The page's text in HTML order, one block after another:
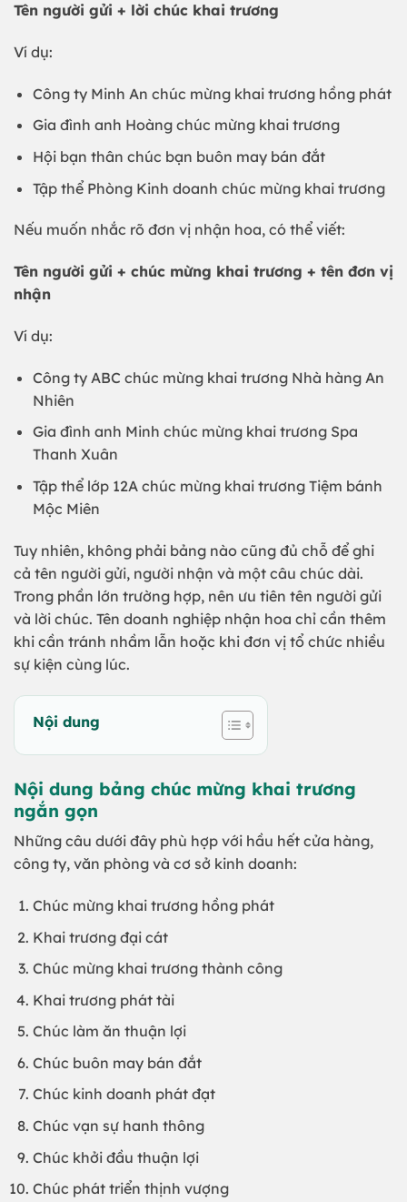
Tên người gửi + lời chúc khai trương
Ví dụ:
Công ty Minh An chúc mừng khai trương hồng phát
Gia đình anh Hoàng chúc mừng khai trương
Hội bạn thân chúc bạn buôn may bán đắt
Tập thể Phòng Kinh doanh chúc mừng khai trương
Nếu muốn nhắc rõ đơn vị nhận hoa, có thể viết:
Tên người gửi + chúc mừng khai trương + tên đơn vị
nhận
Ví dụ:
Công ty ABC chúc mừng khai trương Nhà hàng An
Nhiên
Gia đình anh Minh chúc mừng khai trương Spa
Thanh Xuân
Tập thể lớp 12A chúc mừng khai trương Tiệm bánh
Mộc Miên
Tuy nhiên, không phải bảng nào cũng đủ chỗ để ghi
cả tên người gửi, người nhận và một câu chúc dài.
Trong phần lớn trường hợp, nên ưu tiên tên người gửi
và lời chúc. Tên doanh nghiệp nhận hoa chỉ cần thêm
khi cần tránh nhầm lẫn hoặc khi đơn vị tổ chức nhiều
sự kiện cùng lúc.
Nội dung
Nội dung bảng chúc mừng khai trương
ngắn gọn
Những câu dưới đây phù hợp với hầu hết cửa hàng,
công ty, văn phòng và cơ sở kinh doanh:
Chúc mừng khai trương hồng phát
Khai trương đại cát
Chúc mừng khai trương thành công
Khai trương phát tài
Chúc làm ăn thuận lợi
Chúc buôn may bán đắt
Chúc kinh doanh phát đạt
Chúc vạn sự hanh thông
Chúc khởi đầu thuận lợi
Chúc phát triển thịnh vượng